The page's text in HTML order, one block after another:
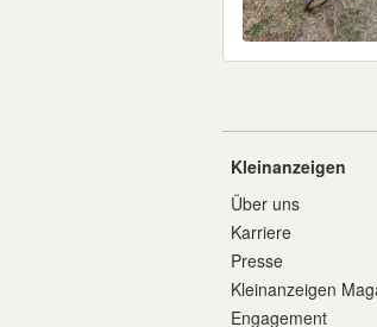
Kleinanzeigen
Über uns
Karriere
Presse
Kleinanzeigen
Engagement